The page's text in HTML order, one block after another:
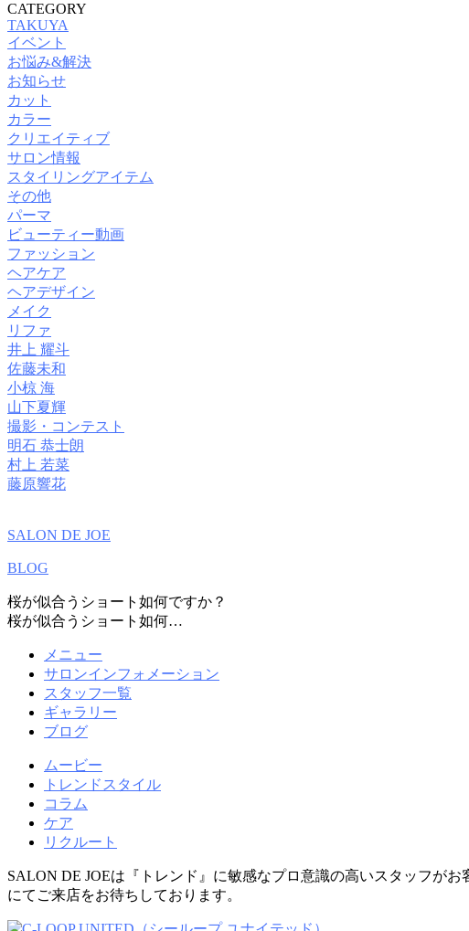
CATEGORY
TAKUYA
イベント
お悩み&解決
お知らせ
カット
カラー
クリエイティブ
サロン情報
スタイリングアイテム
その他
パーマ
ビューティー動画
ファッション
ヘアケア
ヘアデザイン
メイク
リファ
井上 耀斗
佐藤未和
小椋 海
山下夏輝
撮影・コンテスト
明石 恭士朗
村上 若菜
藤原響花
SALON DE JOE
BLOG
桜が似合うショート如何ですか？
桜が似合うショート如何…
メニュー
サロンインフォメーション
スタッフ一覧
ギャラリー
ブログ
ムービー
トレンドスタイル
コラム
ケア
リクルート
SALON DE JOEは『トレンド』に敏感なプロ意識の高いスタッフが
にてご来店をお待ちしております。